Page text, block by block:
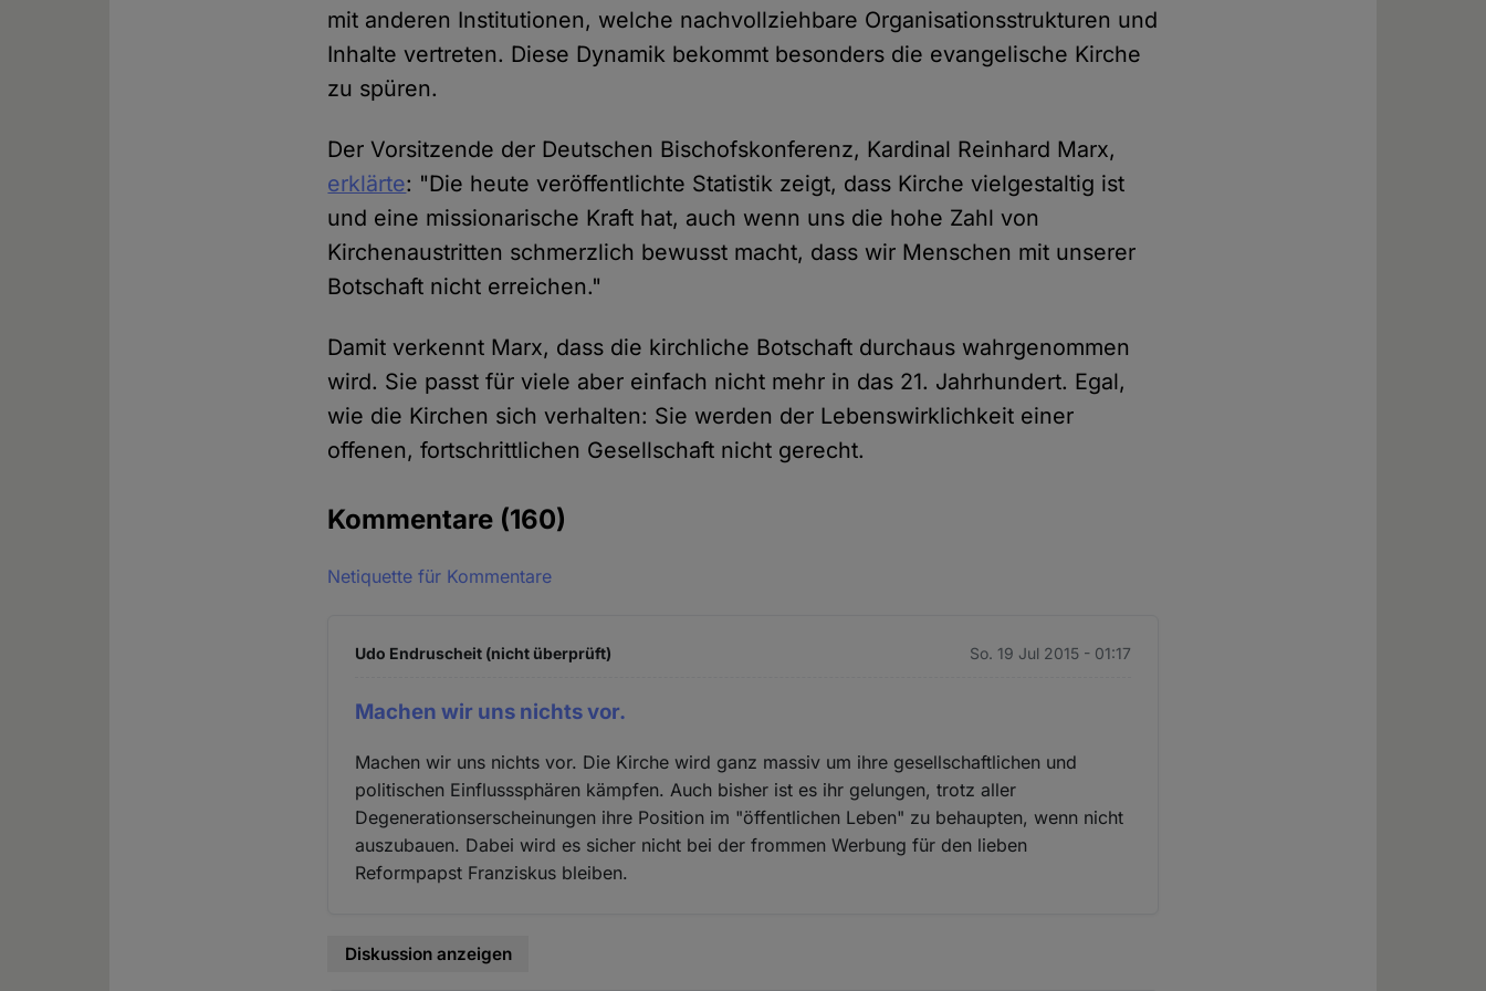
mit anderen Institutionen, welche nachvollziehbare Organisationsstrukturen und
Inhalte vertreten. Diese Dynamik bekommt besonders die evangelische Kirche
zu spüren.
Der Vorsitzende der Deutschen Bischofskonferenz, Kardinal Reinhard Marx,
erklärte: "Die heute veröffentlichte Statistik zeigt, dass Kirche vielgestaltig ist
und eine missionarische Kraft hat, auch wenn uns die hohe Zahl von
Kirchenaustritten schmerzlich bewusst macht, dass wir Menschen mit unserer
Botschaft nicht erreichen."
Damit verkennt Marx, dass die kirchliche Botschaft durchaus wahrgenommen
wird. Sie passt für viele aber einfach nicht mehr in das 21. Jahrhundert. Egal,
wie die Kirchen sich verhalten: Sie werden der Lebenswirklichkeit einer
offenen, fortschrittlichen Gesellschaft nicht gerecht.
Kommentare (160)
Netiquette für Kommentare
Udo Endruscheit (nicht überprüft) So. 19 Jul 2015 - 01:17
Machen wir uns nichts vor.
Machen wir uns nichts vor. Die Kirche wird ganz massiv um ihre gesellschaftlichen und
politischen Einflusssphären kämpfen. Auch bisher ist es ihr gelungen, trotz aller
Degenerationserscheinungen ihre Position im "öffentlichen Leben" zu behaupten, wenn nicht
auszubauen. Dabei wird es sicher nicht bei der frommen Werbung für den lieben
Reformpapst Franziskus bleiben.
Diskussion anzeigen